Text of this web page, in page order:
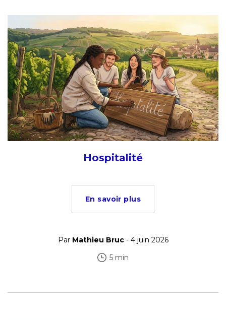
Hospitalité
En savoir plus
Par Mathieu Bruc- 4 juin 2026
5 min